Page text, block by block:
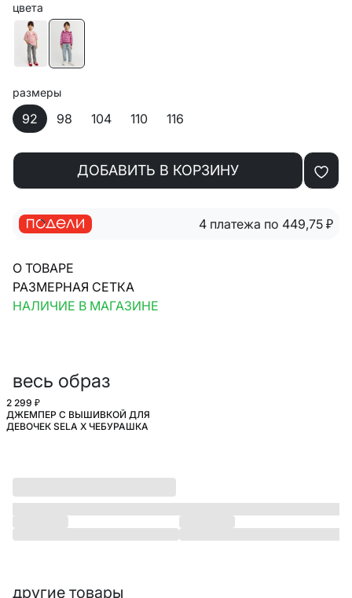
цвета
размеры
92 98 104 110 116
ДОБАВИТЬ В КОРЗИНУ
4 платежа по 449,75 ₽
О ТОВАРЕ
РАЗМЕРНАЯ СЕТКА
НАЛИЧИЕ В МАГАЗИНЕ
весь образ
2 299 ₽
ДЖЕМПЕР С ВЫШИВКОЙ ДЛЯ
ДЕВОЧЕК SELA Х ЧЕБУРАШКА
другие товары